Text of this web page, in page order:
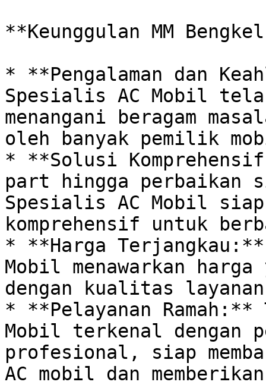
**Keunggulan MM
* **Pengalaman dan
Spesialis AC Mobil
menangani beragam
oleh banyak pemilik
* **Solusi
part hingga perbaikan
Spesialis AC Mobil
komprehensif untuk
* **Harga Terjangkau:**
Mobil menawarkan
dengan kualitas
* **Pelayanan Ramah:**
Mobil terkenal dengan
profesional, siap
AC mobil dan